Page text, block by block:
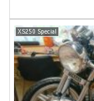
XS250 Special